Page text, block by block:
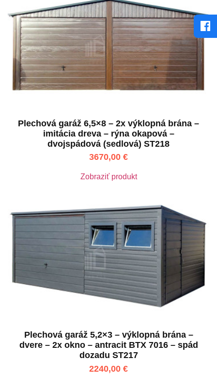
Plechová garáž 6,5×8 – 2x výklopná brána –
imitácia dreva – rýna okapová –
dvojspádová (sedlová) ST218
3670,00 €
Zobraziť produkt
Plechová garáž 5,2×3 – výklopná brána –
dvere – 2x okno – antracit BTX 7016 – spád
dozadu ST217
2240,00 €